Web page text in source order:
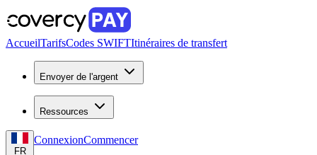
AccueilTarifsCodes SWIFTItinéraires de transfert
Envoyer de l'argent
Ressources
FR
ConnexionCommencer